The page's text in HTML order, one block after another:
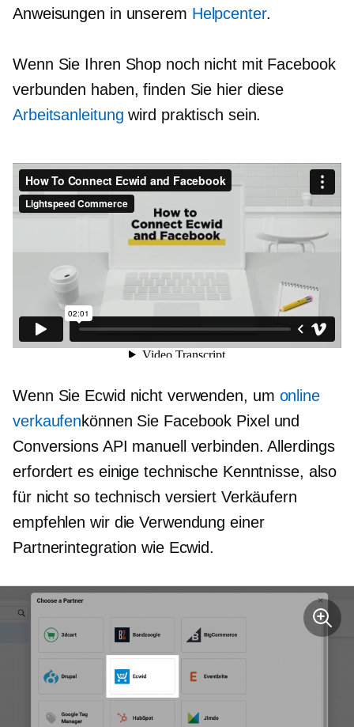
Anweisungen in unserem Helpcenter.
Wenn Sie Ihren Shop noch nicht mit Facebook
verbunden haben, finden Sie hier diese
Arbeitsanleitung wird praktisch sein.
Wenn Sie Ecwid nicht verwenden, um online
verkaufenkönnen Sie Facebook Pixel und
Conversions API manuell verbinden. Allerdings
erfordert es einige technische Kenntnisse, also
für nicht so technisch versiertVerkäufern
empfehlen wir die Verwendung einer
Partnerintegration wie Ecwid.